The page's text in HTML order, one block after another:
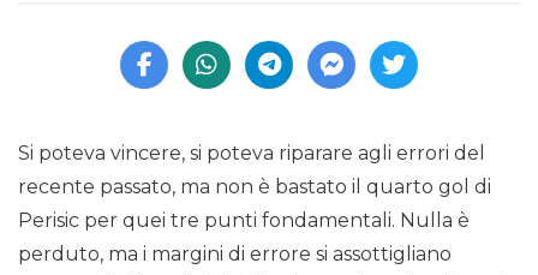
Si poteva vincere, si poteva riparare agli errori del
recente passato, ma non è bastato il quarto gol di
Perisic per quei tre punti fondamentali. Nulla è
perduto, ma i margini di errore si assottigliano